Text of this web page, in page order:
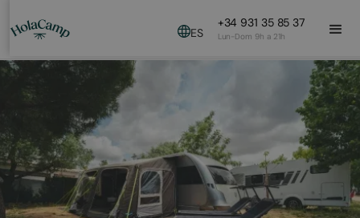
ES
+34 931 35 85 37
Lun-Dom 9h a 21h